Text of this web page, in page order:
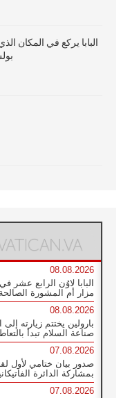
البابا يركع في المكان
08.08.2026
البابا لاوُن الرابع عشر
مزار أم المشورة
08.08.2026
بارولين يختتم زيارته
صناعة السلام تبدأ
07.08.2026
صدور بيان ختامي لأول
بمشاركة الدائرة
07.08.2026